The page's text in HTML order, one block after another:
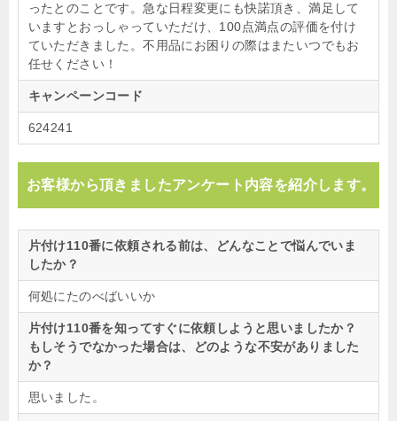
ったとのことです。急な日程変更にも快諾頂き、満足して
いますとおっしゃっていただけ、100点満点の評価を付け
ていただきました。不用品にお困りの際はまたいつでもお
任せください！
キャンペーンコード
624241
お客様から頂きましたアンケート内容を紹介します。
片付け110番に依頼される前は、どんなことで悩んでいま
したか？
何処にたのべばいいか
片付け110番を知ってすぐに依頼しようと思いましたか？
もしそうでなかった場合は、どのような不安がありました
か？
思いました。